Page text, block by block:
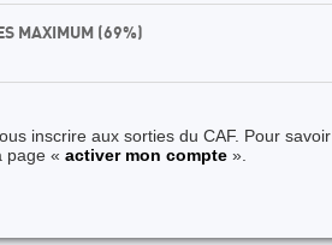
MAXIMUM (69%)
inscrire aux sorties du CAF. Pour savoir
page « activer mon compte ».